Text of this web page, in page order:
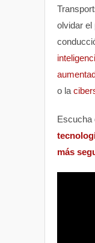
olvidar el
o la
Escucha
más